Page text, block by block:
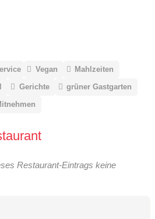
Vegan
Mahlzeiten
Gerichte
grüner Gastgarten
Restaurant-Eintrags keine